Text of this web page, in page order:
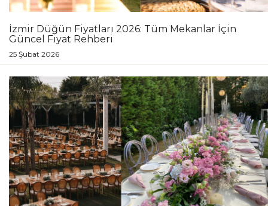
İzmir Düğün Fiyatları 2026: Tüm Mekanlar İçin
Güncel Fiyat Rehberi
25 Şubat 2026